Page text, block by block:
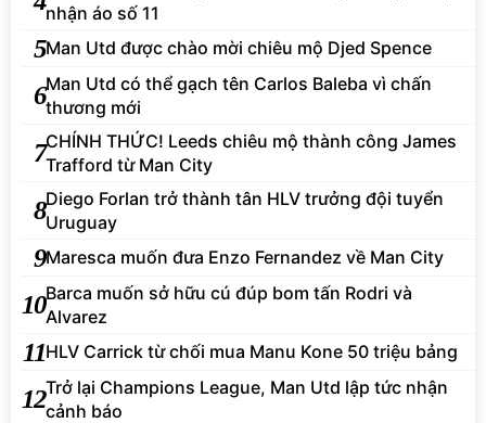
nhận áo số 11
5Man Utd được chào mời chiêu mộ Djed Spence
6Man Utd có thể gạch tên Carlos Baleba vì chấn
thương mới
7CHÍNH THỨC! Leeds chiêu mộ thành công James
Trafford từ Man City
8Diego Forlan trở thành tân HLV trưởng đội tuyển
Uruguay
9Maresca muốn đưa Enzo Fernandez về Man City
10Barca muốn sở hữu cú đúp bom tấn Rodri và
Alvarez
11HLV Carrick từ chối mua Manu Kone 50 triệu bảng
12Trở lại Champions League, Man Utd lập tức nhận
cảnh báo